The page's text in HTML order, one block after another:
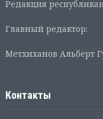
Редакция
Главный редактор:
Метхиханов Альберт
Контакты